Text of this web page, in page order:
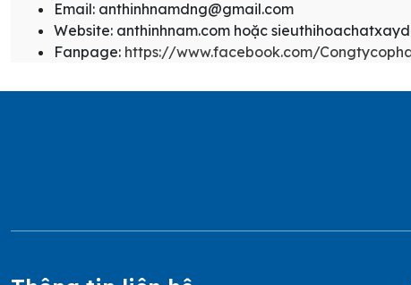
Email: anthinhnamdng@gmail.com
Website: anthinhnam.com hoặc
Fanpage: https://www.facebook.com/